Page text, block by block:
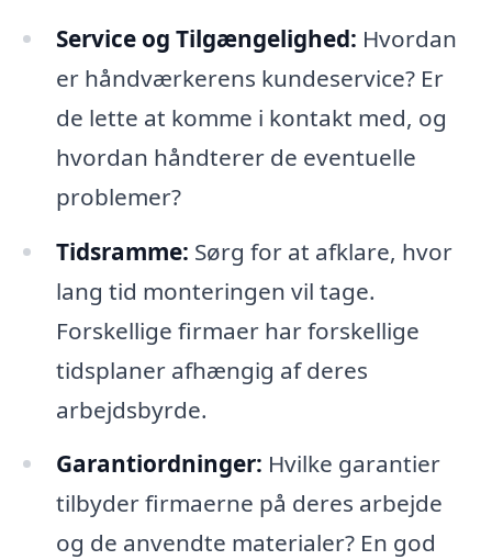
Service og Tilgængelighed: Hvordan
er håndværkerens kundeservice? Er
de lette at komme i kontakt med, og
hvordan håndterer de eventuelle
problemer?
Tidsramme: Sørg for at afklare, hvor
lang tid monteringen vil tage.
Forskellige firmaer har forskellige
tidsplaner afhængig af deres
arbejdsbyrde.
Garantiordninger: Hvilke garantier
tilbyder firmaerne på deres arbejde
og de anvendte materialer? En god